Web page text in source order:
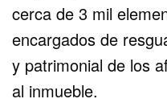
cerca de 3 mil
encargados de
y patrimonial de los
al inmueble.